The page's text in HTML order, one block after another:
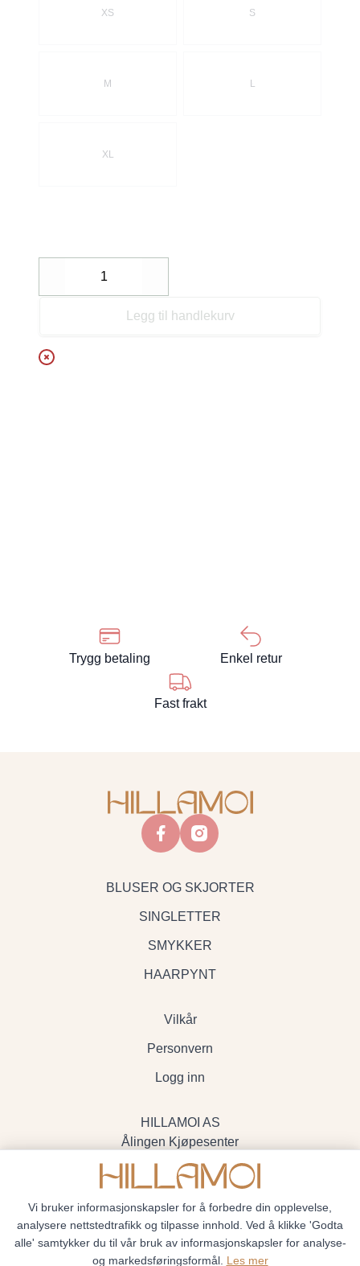
XS S
M L
XL
Decrease
Legg til handlekurv
Trygg betaling Enkel retur
Fast frakt
facebookinstagram
BLUSER OG SKJORTER
SINGLETTER
SMYKKER
HAARPYNT
Vilkår
Personvern
Logg inn
HILLAMOI AS
Ålingen Kjøpesenter
Myrenvegen 19, 3570 Ål
- Org.nr. 928705234
Vi bruker informasjonskapsler for å forbedre din opplevelse,
analysere nettstedtrafikk og tilpasse innhold. Ved å klikke 'Godta
alle' samtykker du til vår bruk av informasjonskapsler for analyse-
og markedsføringsformål. Les mer